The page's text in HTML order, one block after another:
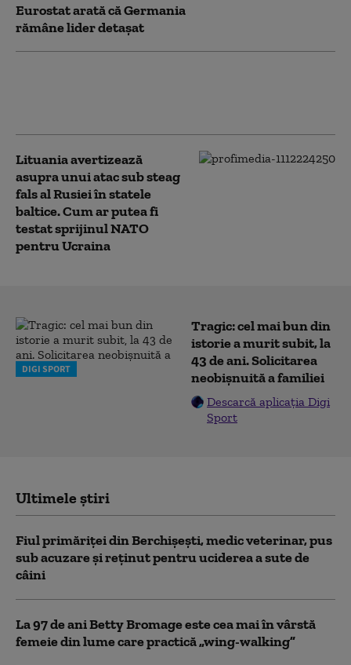
Eurostat arată că Germania
rămâne lider detașat
Lituania avertizează
asupra unui atac sub steag
fals al Rusiei în statele
baltice. Cum ar putea fi
testat sprijinul NATO
pentru Ucraina
DIGI SPORT
Tragic: cel mai bun din
istorie a murit subit, la
43 de ani. Solicitarea
neobișnuită a familiei
Descarcă aplicația Digi
Sport
Ultimele știri
Fiul primăriţei din Berchişeşti, medic veterinar, pus
sub acuzare şi reţinut pentru uciderea a sute de
câini
La 97 de ani Betty Bromage este cea mai în vârstă
femeie din lume care practică „wing-walking”